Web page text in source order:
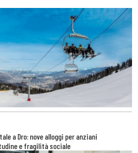
a Dro: nove alloggi per anziani
e fragilità sociale